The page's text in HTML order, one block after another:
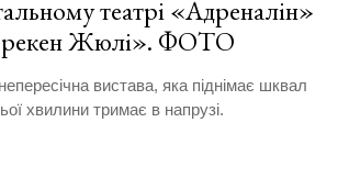
театрі «Адреналін»
Жюлі». ФОТО
вистава, яка піднімає шквал
хвилини тримає в напрузі.